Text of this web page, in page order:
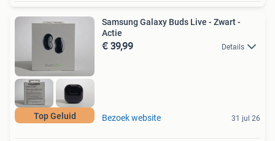
Top Geluid
Samsung Galaxy Buds Live - Zwart -
Actie
€ 39,99 Details
Bezoek website 31 jul 26